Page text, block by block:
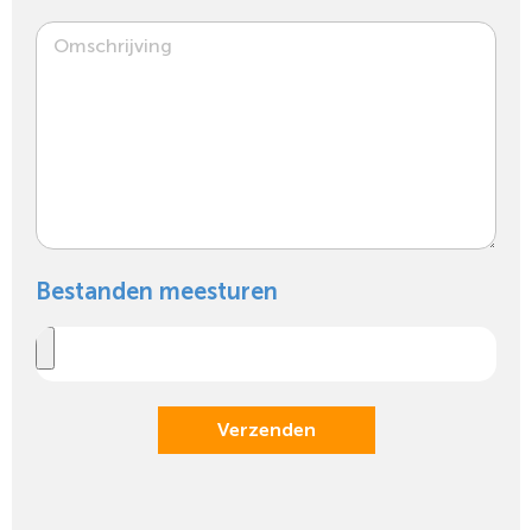
Bestanden meesturen
Verzenden